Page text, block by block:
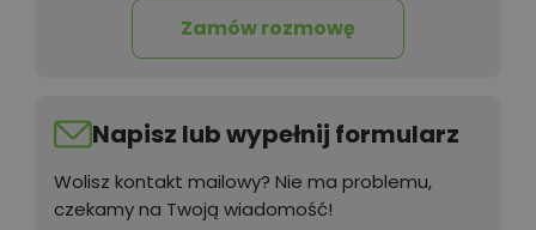
Zamów rozmowę
Napisz lub wypełnij formularz
Wolisz kontakt mailowy? Nie ma problemu,
czekamy na Twoją wiadomość!